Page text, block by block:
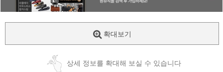
확대보기
상세 정보를 확대해 보실 수 있습니다